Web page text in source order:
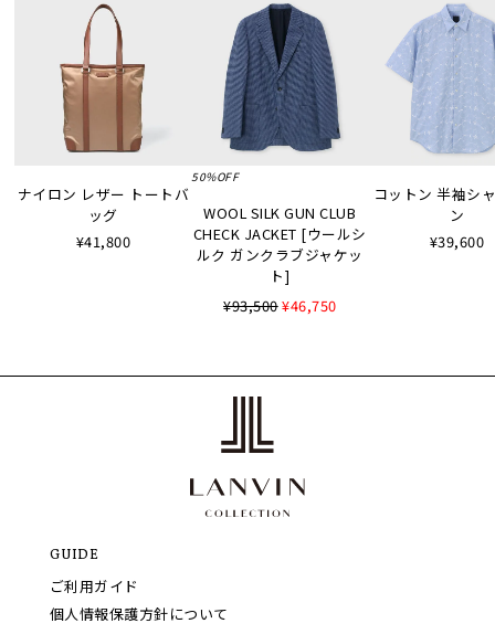
ナイロン レザー トートバ
ッグ
¥41,800
50%OFF
WOOL SILK GUN CLUB
CHECK JACKET [ウールシ
ルク ガンクラブジャケッ
ト]
¥93,500¥46,750
コットン 半袖シ
ン
¥39,600
GUIDE
ご利用ガイド
個人情報保護方針について